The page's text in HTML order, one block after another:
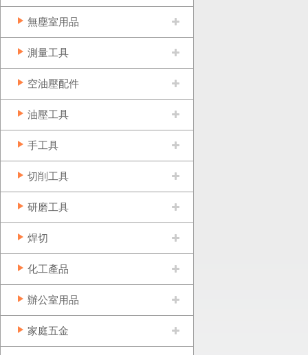
無塵室用品
測量工具
空油壓配件
油壓工具
手工具
切削工具
研磨工具
焊切
化工產品
辦公室用品
家庭五金